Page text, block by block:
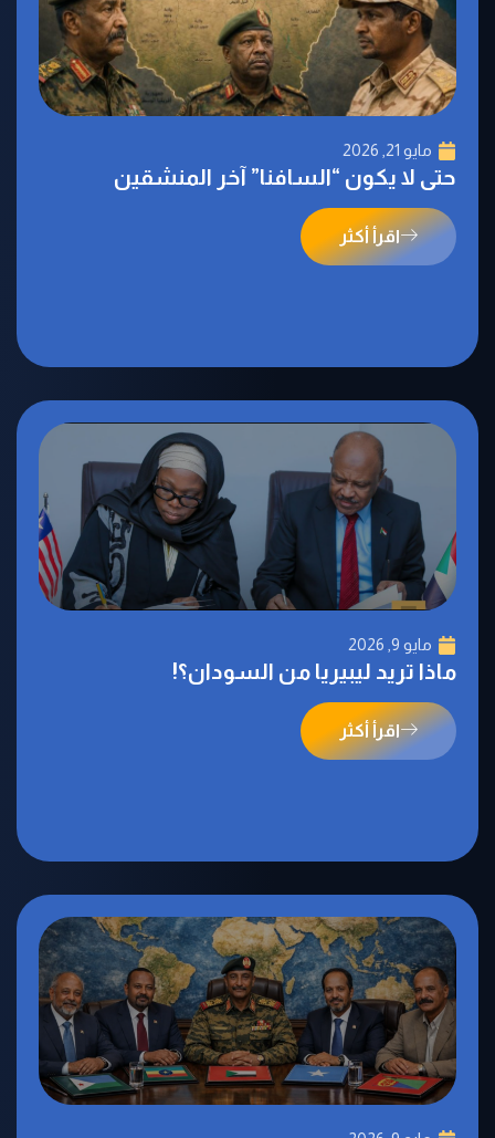
مايو 21, 2026
حتى لا يكون “السافنا” آخر المنشقين
اقرأ أكثر
مايو 9, 2026
ماذا تريد ليبيريا من السودان؟!
اقرأ أكثر